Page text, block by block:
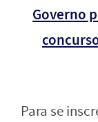
Governo
Para se